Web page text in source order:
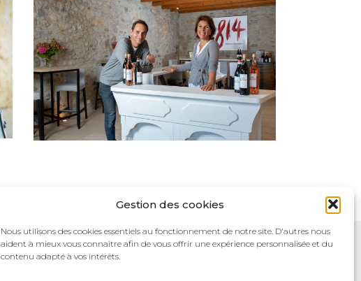
Gestion des cookies
Nous utilisons des cookies essentiels au fonctionnement de notre site. D'autres nous
aident à mieux vous connaitre afin de vous offrir une expérience personnalisée et du
contenu adapté à vos intérêts.